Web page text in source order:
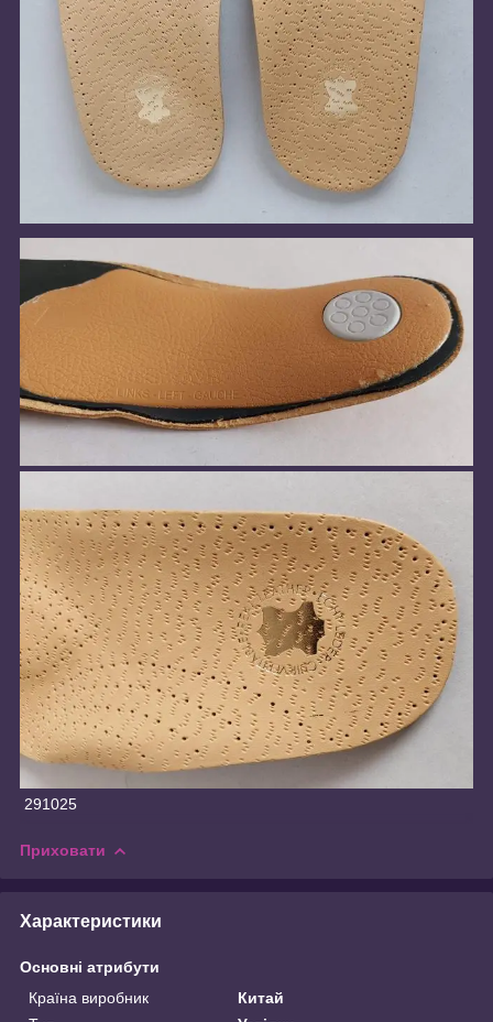
291025
Приховати
Характеристики
Основні атрибути
Країна виробник
Китай